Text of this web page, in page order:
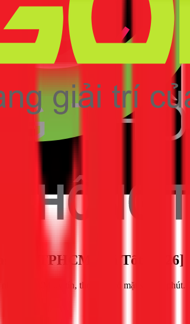
TPHCM Giá Tốt [2026]
TPHCM uy tín, thợ giỏi, có mặt sau 30 phút.